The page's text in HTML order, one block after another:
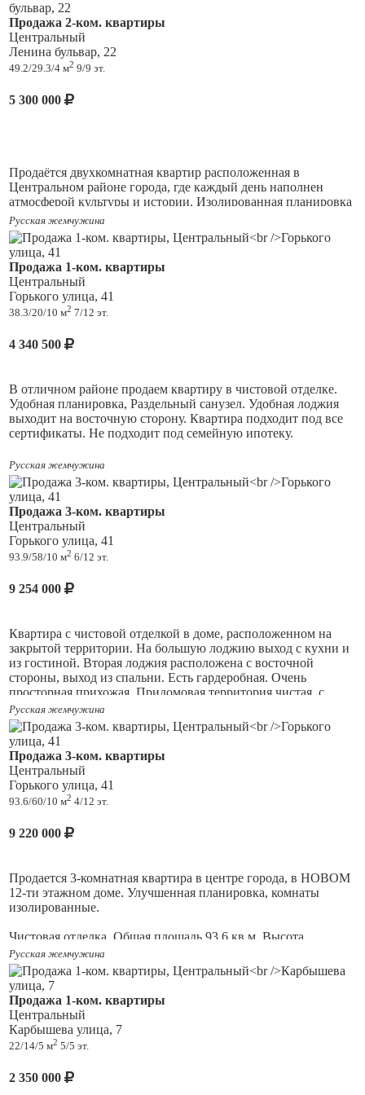
Продажа 2-ком. квартиры
Центральный
Ленина бульвар, 22
49.2/29.3/4 м2 9/9 эт.
5 300 000
Продаётся двухкомнатная квартир расположенная в
Центральном районе города, где каждый день наполнен
атмосферой культуры и истории. Изолированная планировка
создаёт удобные условия для жизни. Просторная светлая
лоджия станет отличным местом для отдыха и наслаждения
видами города. Квартира в хорошем состоянии, что
позволяет новым владельцам сразу заселиться и начать жить.
В непосредственной близости находятся магазины,
образовательные и медицинские учреждения, а также зоны
для прогулок. Дом расположен на одной из главных
транспортных артерий города,что позволяет быстро
среды с близостью к зелёным зонам обеспечивает
как Тольяттинский краеведческий музей и Художественный
музей. Это делает квартиру идеальным выбором для тех, кто
ценит культурную жизнь и хочет быть в центре событий. Не
упустите возможность стать обладателем уютной квартиры в
Русская жемчужина
Продажа 1-ком. квартиры
Центральный
Горького улица, 41
38.3/20/10 м2 7/12 эт.
4 340 500
В отличном районе продаем квартиру в чистовой отделке.
Удобная планировка, Раздельный санузел. Удобная лоджия
выходит на восточную сторону. Квартира подходит под все
сертификаты. Не подходит под семейную ипотеку.
Русская жемчужина
Продажа 3-ком. квартиры
Центральный
Горького улица, 41
93.9/58/10 м2 6/12 эт.
9 254 000
Квартира с чистовой отделкой в доме, расположенном на
закрытой территории. На большую лоджию выход с кухни и
из гостиной. Вторая лоджия расположена с восточной
стороны, выход из спальни. Есть гардеробная. Очень
просторная прихожая. Придомовая территория чистая, с
зелеными насаждениями. По всему периметру дома
установлены камеры видеонаблюдения.
Русская жемчужина
Продажа 3-ком. квартиры
Центральный
Горького улица, 41
93.6/60/10 м2 4/12 эт.
9 220 000
Продается 3-комнатная квартира в центре города, в НОВОМ
12-ти этажном доме. Улучшенная планировка, комнаты
изолированные.
Чистовая отделка. Общая площадь 93,6 кв.м. Высота
потолков 2,5 м.
Просторная кухня (10 кв.м). В квартире 2 застекленные
лоджии, на полу плитка, выходят на две стороны (запад,
восток). Санузел раздельный с новой сантехникой Antica,
Sanita. Новый линолеум; свежепоклеенные обои; потолки
выровнены, побелены; пластиковые окна с двойными
стеклопакетами. Есть отдельная кладовая комната, из которой
можно сделать гардеробную. В квартире и на каждом этаже
противопожарные датчики. Также на каждом этаже есть
Русская жемчужина
Продажа 1-ком. квартиры
Центральный
Карбышева улица, 7
22/14/5 м2 5/5 эт.
2 350 000